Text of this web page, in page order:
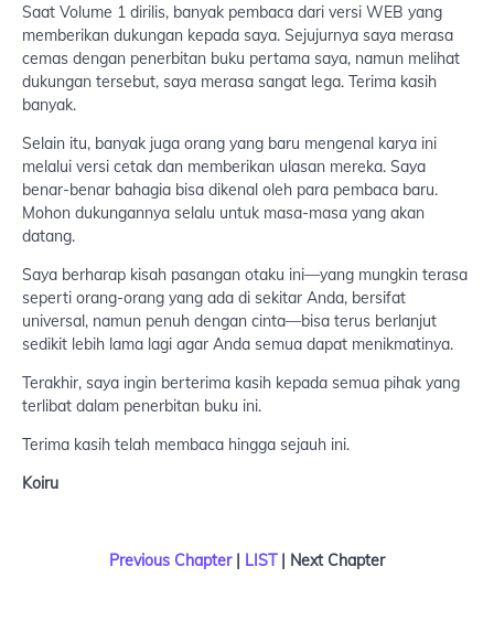
Saat Volume 1 dirilis, banyak pembaca dari versi WEB yang
memberikan dukungan kepada saya. Sejujurnya saya merasa
cemas dengan penerbitan buku pertama saya, namun melihat
dukungan tersebut, saya merasa sangat lega. Terima kasih
banyak.
Selain itu, banyak juga orang yang baru mengenal karya ini
melalui versi cetak dan memberikan ulasan mereka. Saya
benar-benar bahagia bisa dikenal oleh para pembaca baru.
Mohon dukungannya selalu untuk masa-masa yang akan
datang.
Saya berharap kisah pasangan otaku ini—yang mungkin terasa
seperti orang-orang yang ada di sekitar Anda, bersifat
universal, namun penuh dengan cinta—bisa terus berlanjut
sedikit lebih lama lagi agar Anda semua dapat menikmatinya.
Terakhir, saya ingin berterima kasih kepada semua pihak yang
terlibat dalam penerbitan buku ini.
Terima kasih telah membaca hingga sejauh ini.
Koiru
Previous Chapter| LIST | Next Chapter